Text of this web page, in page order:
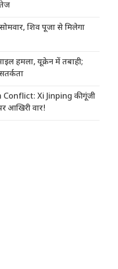
शिव पूजा से मिलेगा
हमला, यूक्रेन में तबाही;
Xi Jinping की गूंजी
आखिरी वार!